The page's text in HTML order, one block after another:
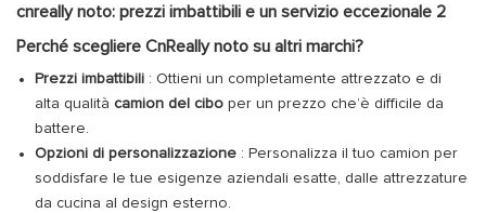
Perché scegliere CnReally noto su altri marchi?
Prezzi imbattibili : Ottieni un completamente attrezzato e di
alta qualità camion del cibo per un prezzo che’è difficile da
battere.
Opzioni di personalizzazione : Personalizza il tuo camion per
soddisfare le tue esigenze aziendali esatte, dalle attrezzature
da cucina al design esterno.